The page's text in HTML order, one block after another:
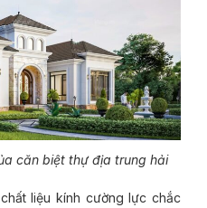
căn biệt thự địa trung hải
liệu kính cường lực chắc